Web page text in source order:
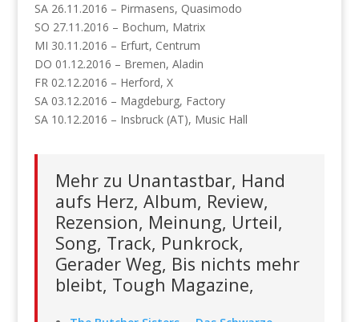
SA 26.11.2016 – Pirmasens, Quasimodo
SO 27.11.2016 – Bochum, Matrix
MI 30.11.2016 – Erfurt, Centrum
DO 01.12.2016 – Bremen, Aladin
FR 02.12.2016 – Herford, X
SA 03.12.2016 – Magdeburg, Factory
SA 10.12.2016 – Insbruck (AT), Music Hall
Mehr zu Unantastbar, Hand
aufs Herz, Album, Review,
Rezension, Meinung, Urteil,
Song, Track, Punkrock,
Gerader Weg, Bis nichts mehr
bleibt, Tough Magazine,